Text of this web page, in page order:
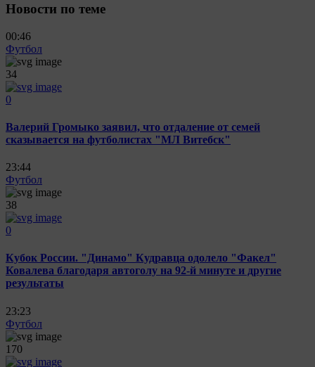
Новости по теме
00:46
Футбол
34
0
Валерий Громыко заявил, что отдаление от семей
сказывается на футболистах "МЛ Витебск"
23:44
Футбол
38
0
Кубок России. "Динамо" Кудравца одолело "Факел"
Ковалева благодаря автоголу на 92-й минуте и другие
результаты
23:23
Футбол
170